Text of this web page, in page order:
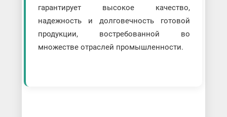
гарантирует высокое качество,
надежность и долговечность готовой
продукции, востребованной во
множестве отраслей промышленности.